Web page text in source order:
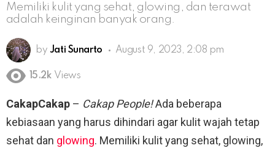
Memiliki kulit yang sehat, glowing, dan terawat
adalah keinginan banyak orang.
by Jati Sunarto August 9, 2023, 2:08 pm
15.2k Views
CakapCakap – Cakap People!Ada beberapa
kebiasaan yang harus dihindari agar kulit wajah tetap
sehat dan glowing. Memiliki kulit yang sehat, glowing,